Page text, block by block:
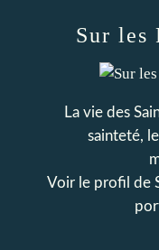
Sur les
La vie des
sainteté,
Voir le profil de